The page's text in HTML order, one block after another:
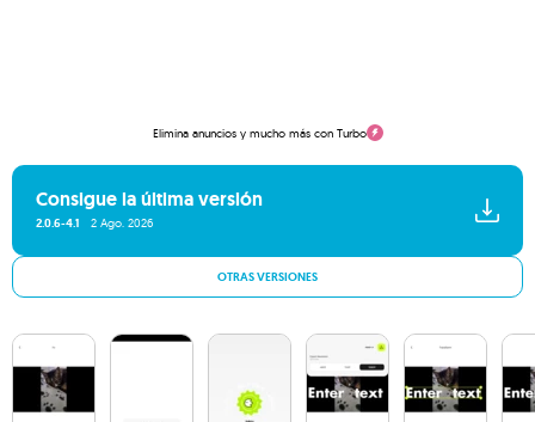
Elimina anuncios y mucho más con Turbo
Consigue la última versión
2.0.6-4.1 2 Ago. 2026
OTRAS VERSIONES